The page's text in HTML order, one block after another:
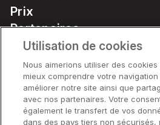
Prix
Partenaires
Notre matériel
Soutien
Solutions
Utilisation de cookies
Nous aimerions utiliser des
mieux comprendre votre
améliorer notre site ainsi que
avec nos partenaires. Votre
également le transfert de vos
dans des pays tiers non sécurisés,